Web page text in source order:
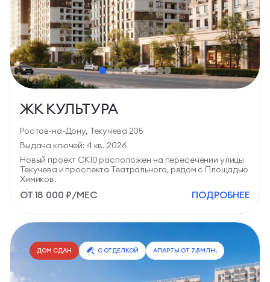
ЖК КУЛЬТУРА
Ростов-на-Дону, Текучева 205
Выдача ключей: 4 кв. 2026
Новый проект СК10 расположен на пересечении улицы
Текучева и проспекта Театрального, рядом с Площадью
Химиков.
ОТ 18 000 ₽/МЕС ПОДРОБНЕЕ
СТУДИИ от 34,7 м2
ЦЕНА ПО ЗАПРОСУ
1-КОМН.
от 34,4 м2
ЦЕНА ПО ЗАПРОСУ
ЦЕНА ПО ЗАПРОСУ
ДОМ СДАН С ОТДЕЛКОЙ АПАРТЫ ОТ 7.5 МЛН.